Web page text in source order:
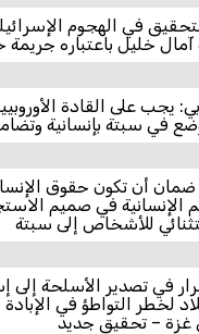
في الهجوم
خليل باعتباره
يجب على القادة
في سبتة بإنسانية
ضمان أن تكون حقوق
الإنسانية في صميم
للأشخاص إلى سبتة
في تصدير الأسلحة إلى
لخطر التواطؤ في الإبادة
غزة – تحقيق جديد